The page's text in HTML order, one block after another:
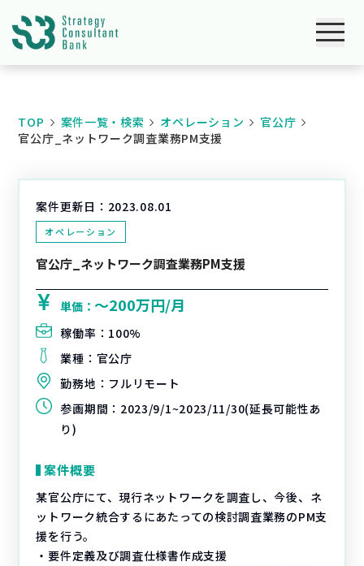
TOP 案件一覧・検索 オペレーション
官公庁
官公庁_ネットワーク調査業務PM支援
案件更新日： 2023.08.01
オペレーション
官公庁_ネットワーク調査業務PM支援
単価：〜200万円/月
稼働率： 100%
業種： 官公庁
勤務地： フルリモート
参画期間： 2023/9/1~2023/11/30(延長可能性あ
り)
案件概要
某官公庁にて、現行ネットワークを調査し、今後、ネ
ットワーク統合するにあたっての検討調査業務のPM支
援を行う。
・要件定義及び調査仕様書作成支援